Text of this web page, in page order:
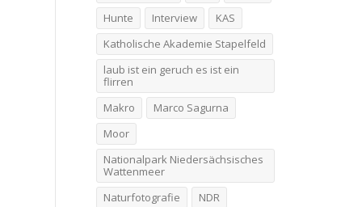
Hunte
Interview
KAS
Katholische Akademie Stapelfeld
laub ist ein geruch es ist ein
flirren
Makro
Marco Sagurna
Moor
Nationalpark Niedersächsisches
Wattenmeer
Naturfotografie
NDR